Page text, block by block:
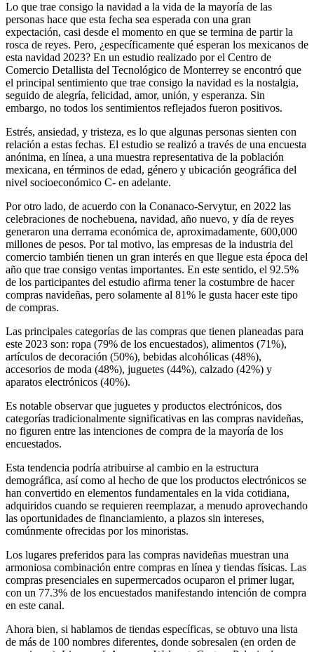
Lo que trae consigo la navidad a la vida de la mayoría de las
personas hace que esta fecha sea esperada con una gran
expectación, casi desde el momento en que se termina de partir la
rosca de reyes. Pero, ¿específicamente qué esperan los mexicanos de
esta navidad 2023? En un estudio realizado por el Centro de
Comercio Detallista del Tecnológico de Monterrey se encontró que
el principal sentimiento que trae consigo la navidad es la nostalgia,
seguido de alegría, felicidad, amor, unión, y esperanza. Sin
embargo, no todos los sentimientos reflejados fueron positivos.
Estrés, ansiedad, y tristeza, es lo que algunas personas sienten con
relación a estas fechas. El estudio se realizó a través de una encuesta
anónima, en línea, a una muestra representativa de la población
mexicana, en términos de edad, género y ubicación geográfica del
nivel socioeconómico C- en adelante.
Por otro lado, de acuerdo con la Conanaco-Servytur, en 2022 las
celebraciones de nochebuena, navidad, año nuevo, y día de reyes
generaron una derrama económica de, aproximadamente, 600,000
millones de pesos. Por tal motivo, las empresas de la industria del
comercio también tienen un gran interés en que llegue esta época del
año que trae consigo ventas importantes. En este sentido, el 92.5%
de los participantes del estudio afirma tener la costumbre de hacer
compras navideñas, pero solamente al 81% le gusta hacer este tipo
de compras.
Las principales categorías de las compras que tienen planeadas para
este 2023 son: ropa (79% de los encuestados), alimentos (71%),
artículos de decoración (50%), bebidas alcohólicas (48%),
accesorios de moda (48%), juguetes (44%), calzado (42%) y
aparatos electrónicos (40%).
Es notable observar que juguetes y productos electrónicos, dos
categorías tradicionalmente significativas en las compras navideñas,
no figuren entre las intenciones de compra de la mayoría de los
encuestados.
Esta tendencia podría atribuirse al cambio en la estructura
demográfica, así como al hecho de que los productos electrónicos se
han convertido en elementos fundamentales en la vida cotidiana,
adquiridos cuando se requieren reemplazar, a menudo aprovechando
las oportunidades de financiamiento, a plazos sin intereses,
comúnmente ofrecidas por los minoristas.
Los lugares preferidos para las compras navideñas muestran una
armoniosa combinación entre compras en línea y tiendas físicas. Las
compras presenciales en supermercados ocuparon el primer lugar,
con un 77.3% de los encuestados manifestando intención de compra
en este canal.
Ahora bien, si hablamos de tiendas específicas, se obtuvo una lista
de más de 100 nombres diferentes, donde sobresalen (en orden de